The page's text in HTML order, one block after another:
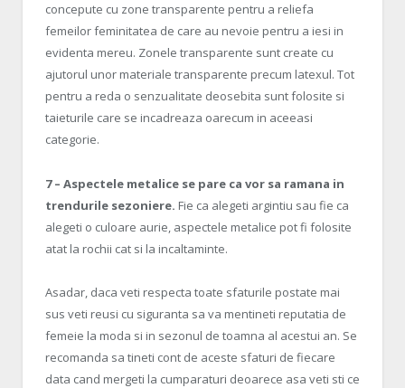
concepute cu zone transparente pentru a reliefa
femeilor feminitatea de care au nevoie pentru a iesi in
evidenta mereu. Zonele transparente sunt create cu
ajutorul unor materiale transparente precum latexul. Tot
pentru a reda o senzualitate deosebita sunt folosite si
taieturile care se incadreaza oarecum in aceeasi
categorie.
7 – Aspectele metalice se pare ca vor sa ramana in
trendurile sezoniere. Fie ca alegeti argintiu sau fie ca
alegeti o culoare aurie, aspectele metalice pot fi folosite
atat la rochii cat si la incaltaminte.
Asadar, daca veti respecta toate sfaturile postate mai
sus veti reusi cu siguranta sa va mentineti reputatia de
femeie la moda si in sezonul de toamna al acestui an. Se
recomanda sa tineti cont de aceste sfaturi de fiecare
data cand mergeti la cumparaturi deoarece asa veti sti ce